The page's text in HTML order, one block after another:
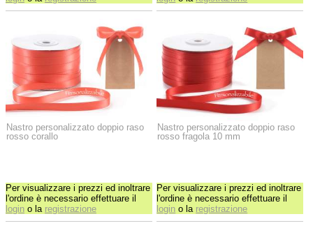
Nastro personalizzato doppio raso
rosso corallo
Per visualizzare i prezzi ed inoltrare
l'ordine è necessario effettuare il
login o la registrazione
Nastro personalizzato doppio raso
rosso fragola 10 mm
Per visualizzare i prezzi ed inoltrare
l'ordine è necessario effettuare il
login o la registrazione